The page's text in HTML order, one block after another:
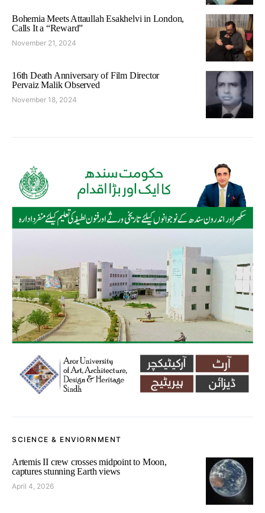
Bohemia Meets Attaullah Esakhelvi in London,
Calls It a “Reward”
November 21, 2024
16th Death Anniversary of Film Director
Pervaiz Malik Observed
November 18, 2024
SCIENCE & ENVIORNMENT
Artemis II crew crosses midpoint to Moon,
captures stunning Earth views
April 4, 2026